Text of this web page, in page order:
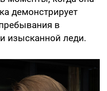
демонстрирует
в
изысканной леди.